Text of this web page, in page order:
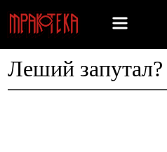
Леший запутал?